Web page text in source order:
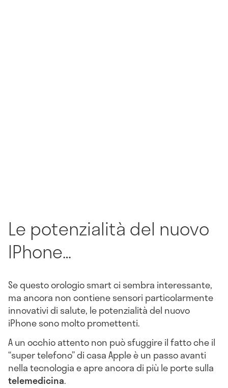
Le potenzialità del nuovo
IPhone…
Se questo orologio smart ci sembra interessante,
ma ancora non contiene sensori particolarmente
innovativi di salute, le potenzialità del nuovo
iPhone sono molto promettenti.
A un occhio attento non può sfuggire il fatto che il
“super telefono” di casa Apple è un passo avanti
nella tecnologia e apre ancora di più le porte sulla
telemedicina.